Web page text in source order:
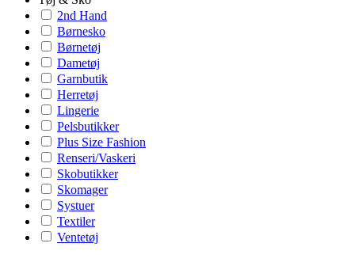
2nd Hand
Børnesko
Børnetøj
Dametøj
Garnbutik
Herretøj
Lingerie
Pelsbutikker
Plus Size Fashion
Renseri/Vaskeri
Skobutikker
Skomager
Systuer
Textiler
Ventetøj